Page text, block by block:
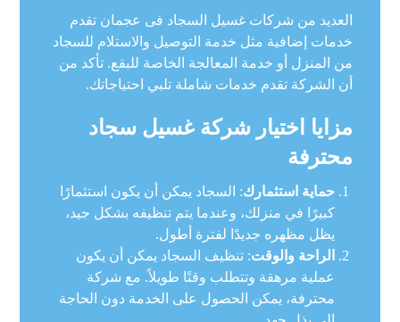
العديد من شركات غسيل السجاد فى عجمان تقدم
خدمات إضافية مثل خدمة التوصيل والاستلام للسجاد
من المنزل أو خدمة المعالجة الخاصة للبقع. تأكد من
أن الشركة تقدم خدمات شاملة تلبي احتياجاتك.
مزايا اختيار شركة غسيل سجاد
محترفة
حماية استثمارك: السجاد يمكن أن يكون استثمارًا
كبيرًا في منزلك، وعندما يتم تنظيفه بشكل جيد،
يظل مظهره جديدًا لفترة أطول.
الراحة والوقت: تنظيف السجاد يمكن أن يكون
عملية مرهقة وتتطلب وقتًا طويلاً. مع شركة
محترفة، يمكن الحصول على الخدمة دون الحاجة